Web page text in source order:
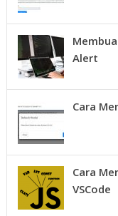
Alert
Cara
Cara
VSCode